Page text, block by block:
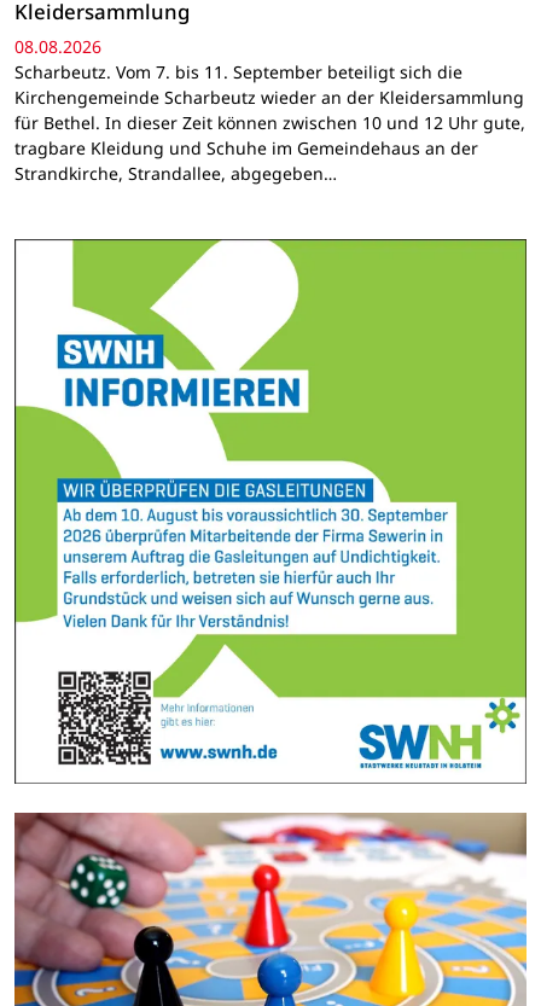
Kleidersammlung
08.08.2026
Scharbeutz. Vom 7. bis 11. September beteiligt sich die
Kirchengemeinde Scharbeutz wieder an der Kleidersammlung
für Bethel. In dieser Zeit können zwischen 10 und 12 Uhr gute,
tragbare Kleidung und Schuhe im Gemeindehaus an der
Strandkirche, Strandallee, abgegeben…